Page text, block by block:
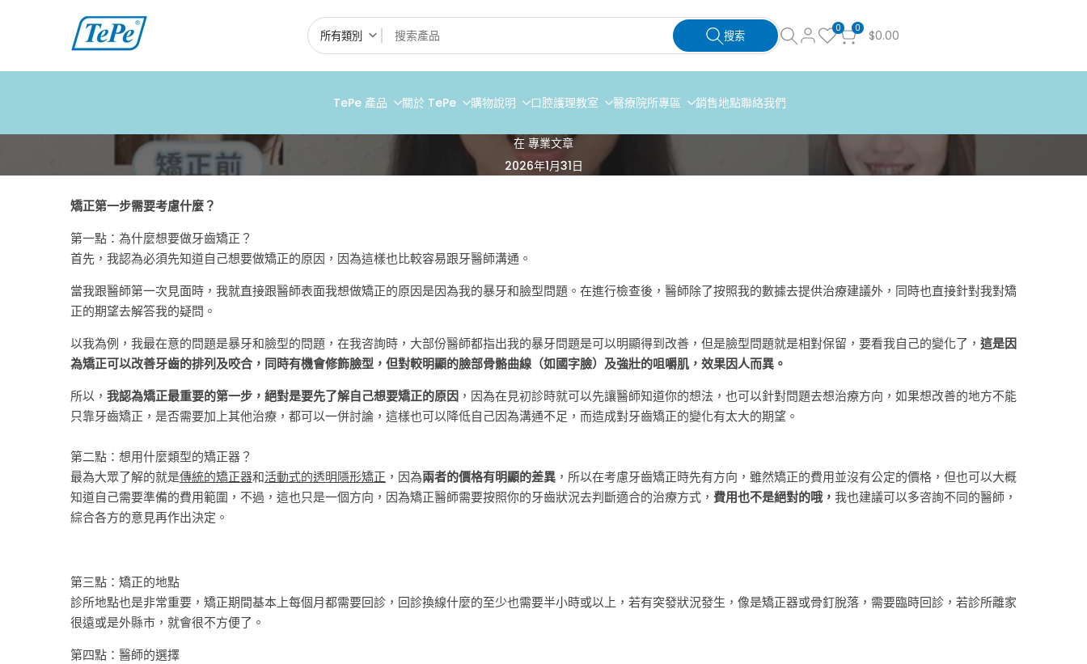
搜索 0 0 $0.00
醫療院所專區
TePe 產品 口腔護理教室
關於 TePe 購物說明 銷售地點聯絡我們
齒
在 專業文章
2026年1月31日
矯正第一步需要考慮什麼？
第一點：為什麼想要做牙齒矯正？
首先，我認為必須先知道自己想要做矯正的原因，因為這樣也比較容易跟牙醫師溝通。
當我跟醫師第一次見面時，我就直接跟醫師表面我想做矯正的原因是因為我的暴牙和臉型問題。在進行檢查後，醫師除了按照我的數據去提供治療建議外，同時也直接針對我對矯
正的期望去解答我的疑問。
以我為例，我最在意的問題是暴牙和臉型的問題，在我咨詢時，大部份醫師都指出我的暴牙問題是可以明顯得到改善，但是臉型問題就是相對保留，要看我自己的變化了， 這是因
為矯正可以改善牙齒的排列及咬合，同時有機會修飾臉型，但對較明顯的臉部骨骼曲線（如國字臉）及強壯的咀嚼肌，效果因人而異。
所以， 我認為矯正最重要的第一步，絕對是要先了解自己想要矯正的原因 ，因為在見初診時就可以先讓醫師知道你的想法，也可以針對問題去想治療方向，如果想改善的地方不能
只靠牙齒矯正，是否需要加上其他治療，都可以一併討論，這樣也可以降低自己因為溝通不足，而造成對牙齒矯正的變化有太大的期望。
第二點：想用什麼類型的矯正器？
最為大眾了解的就是傳統的矯正器和活動式的透明隱形矯正 ，因為兩者的價格有明顯的差異 ，所以在考慮牙齒矯正時先有方向，雖然矯正的費用並沒有公定的價格，但也可以大概
知道自己需要準備的費用範圍，不過，這也只是一個方向，因為矯正醫師需要按照你的牙齒狀況去判斷適合的治療方式， 費用也不是絕對的哦， 我也建議可以多咨詢不同的醫師，
綜合各方的意見再作出決定。
第三點：矯正的地點
診所地點也是非常重要，矯正期間基本上每個月都需要回診，回診換線什麼的至少也需要半小時或以上，若有突發狀況發生，像是矯正器或骨釘脫落，需要臨時回診，若診所離家
很遠或是外縣市，就會很不方便了。
第四點：醫師的選擇